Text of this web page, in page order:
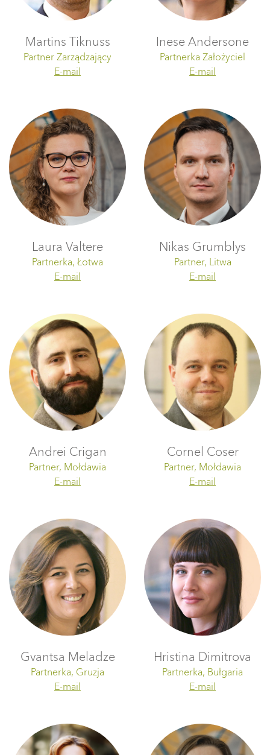
Martins Tiknuss
Partner Zarządzający
E-mail
Inese Andersone
Partnerka Założyciel
E-mail
Laura Valtere
Partnerka, Łotwa
E-mail
Nikas Grumblys
Partner, Litwa
E-mail
Andrei Crigan
Partner, Mołdawia
E-mail
Cornel Coser
Partner, Mołdawia
E-mail
Gvantsa Meladze
Partnerka, Gruzja
E-mail
Hristina Dimitrova
Partnerka, Bułgaria
E-mail